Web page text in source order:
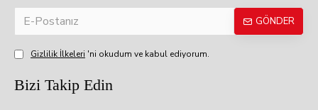
GÖNDER
Gizlilik İlkeleri 'ni okudum ve kabul ediyorum.
Bizi Takip Edin